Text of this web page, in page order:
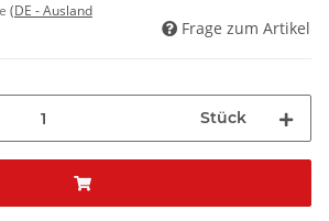
(DE - Ausland
Frage zum Artikel
Stück